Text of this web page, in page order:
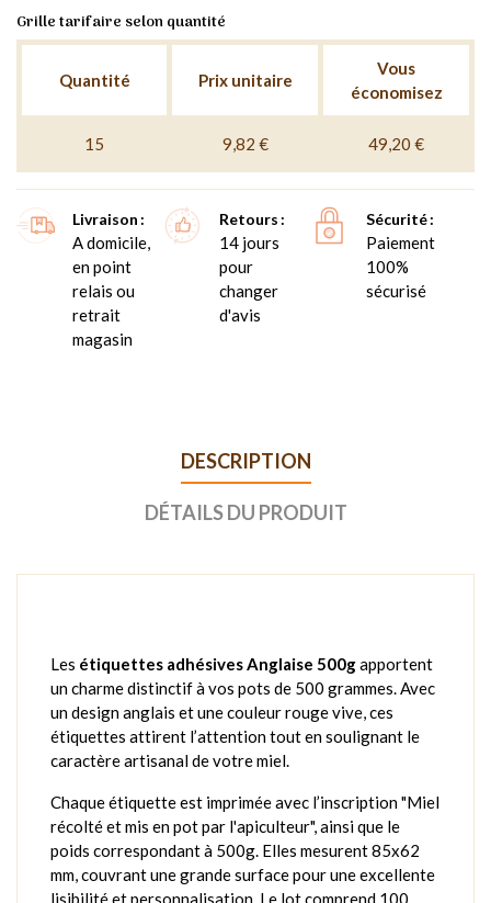
Grille tarifaire selon quantité
Quantité Prix unitaire
Vous
économisez
15 9,82 € 49,20 €
Livraison
A domicile,
en point
relais ou
retrait
magasin
Retours
14 jours
pour
changer
d'avis
Sécurité
Paiement
100%
sécurisé
DESCRIPTION
DÉTAILS DU PRODUIT
Les étiquettes adhésives Anglaise 500gapportent
un charme distinctif à vos pots de 500 grammes. Avec
un design anglais et une couleur rouge vive, ces
étiquettes attirent l’attention tout en soulignant le
caractère artisanal de votre miel.
Chaque étiquette est imprimée avec l’inscription "Miel
récolté et mis en pot par l'apiculteur", ainsi que le
poids correspondant à 500g. Elles mesurent 85x62
mm, couvrant une grande surface pour une excellente
lisibilité et personnalisation. Le lot comprend 100